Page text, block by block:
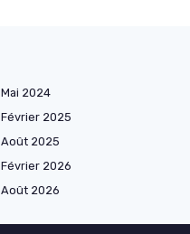
Mai 2024
Février 2025
Août 2025
Février 2026
Août 2026